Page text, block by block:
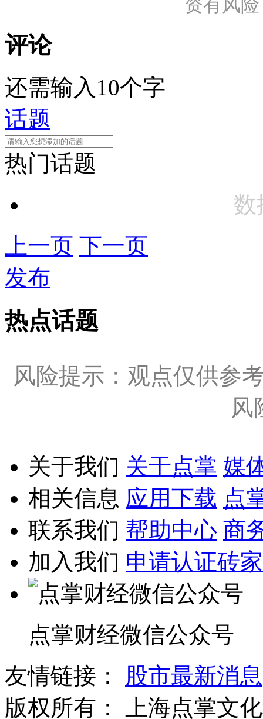
资有风
评论
还需输入10个字
话题
热门话题
数
上一页 下一页
发布
热点话题
风险提示：观点仅供参
风
关于我们 关于点掌 媒
相关信息 应用下载 点
联系我们 帮助中心 商
加入我们 申请认证砖家
点掌财经微信公众号
友情链接：
股市最新消息
版权所有：
上海点掌文